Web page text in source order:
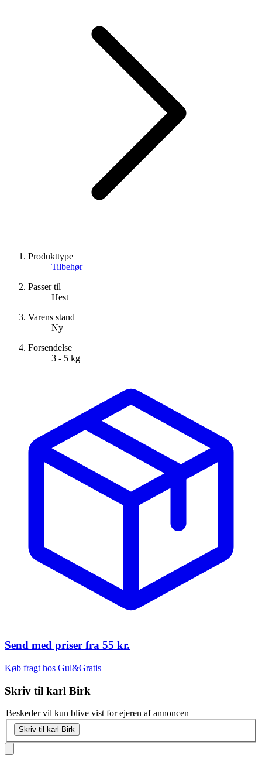
Produkttype
Tilbehør
Passer til
Hest
Varens stand
Ny
Forsendelse
3 - 5 kg
Send med priser fra 55 kr.
Køb fragt hos Gul&Gratis
Skriv til karl Birk
Beskeder vil kun blive vist for ejeren af annoncen
Skriv til karl Birk